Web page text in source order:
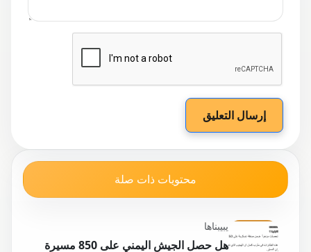
إرسال التعليق
محتويات ذات صلة
يبيبناها
هل حصل الجيش اليمني على 850 مسيرة